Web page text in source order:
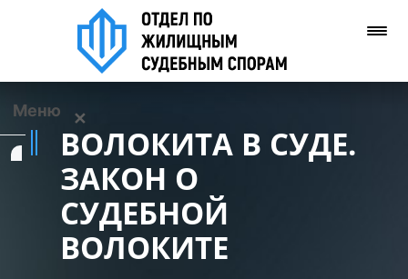
Меню ✕
ВОЛОКИТА В СУДЕ.
ЗАКОН О
СУДЕБНОЙ
ВОЛОКИТЕ